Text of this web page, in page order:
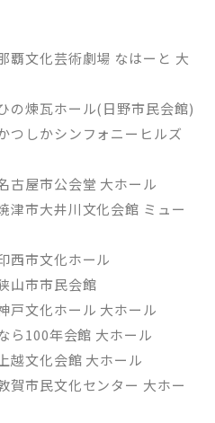
文化芸術劇場 なはーと 大
煉瓦ホール(日野市民会館)
しかシンフォニーヒルズ
屋市公会堂 大ホール
市大井川文化会館 ミュー
市文化ホール
山市市民会館
文化ホール 大ホール
100年会館 大ホール
文化会館 大ホール
市民文化センター 大ホー